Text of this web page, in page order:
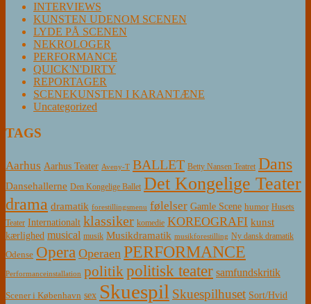
INTERVIEWS
KUNSTEN UDENOM SCENEN
LYDE PÅ SCENEN
NEKROLOGER
PERFORMANCE
QUICK'N'DIRTY
REPORTAGER
SCENEKUNSTEN I KARANTÆNE
Uncategorized
TAGS
Aarhus Aarhus Teater Aveny-T BALLET Betty Nansen Teatret Dans
Dansehallerne Den Kongelige Ballet Det Kongelige Teater
drama dramatik forestillingsmenu følelser Gamle Scene humor Husets
Teater Internationalt klassiker komedie KOREOGRAFI kunst
kærlighed musical musik Musikdramatik musikforestilling Ny dansk dramatik
Odense Opera Operaen PERFORMANCE
Performanceinstallation politikpolitisk teater samfundskritik
Scener i København sex Skuespil Skuespilhuset Sort/Hvid